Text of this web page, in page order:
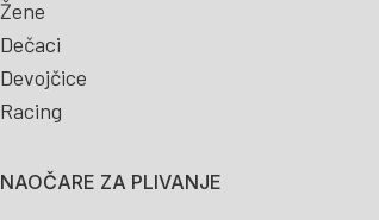
Žene
Dečaci
Devojčice
Racing
NAOČARE ZA PLIVANJE